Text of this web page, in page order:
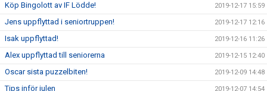
Köp Bingolott av IF Lödde! 2019-12-17 15:59
Jens uppflyttad i seniortruppen! 2019-12-17 12:16
Isak uppflyttad! 2019-12-16 11:26
Alex uppflyttad till seniorerna 2019-12-15 12:40
Oscar sista puzzelbiten! 2019-12-09 14:48
Tips inför julen 2019-12-07 14:54